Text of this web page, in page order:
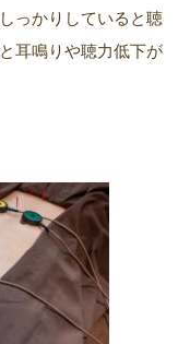
っかりしていると聴
耳鳴りや聴力低下が